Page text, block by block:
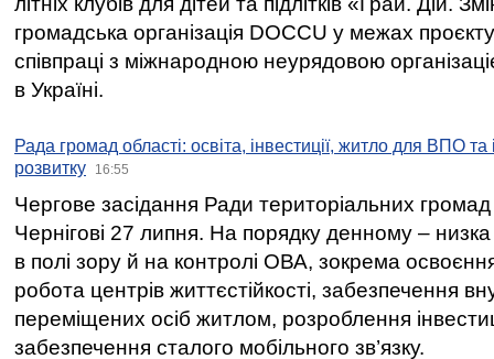
громадська організація DOCCU у межах
співпраці з міжнародною неурядовою
в Україні.
Рада громад області: освіта, інвестиції, житло для ВПО
розвитку
16:55
Чергове засідання Ради територіальних громад
Чернігові 27 липня. На порядку денному –
в полі зору й на контролі ОВА, зокрема освоєння
робота центрів життєстійкості, забезпечення
переміщених осіб житлом, розроблення
забезпечення сталого мобільного зв’язку.